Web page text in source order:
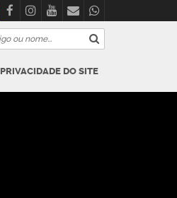
PRIVACIDADE DO SITE